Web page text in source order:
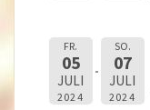
FR.
05
JULI
2024
SO.
07
JULI
2024